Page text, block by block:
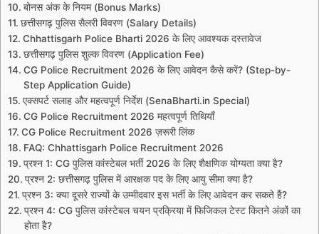
बोनस अंक के नियम (Bonus Marks)
छत्तीसगढ़ पुलिस सैलरी विवरण (Salary Details)
Chhattisgarh Police Bharti 2026 के लिए आवश्यक दस्तावेज
छत्तीसगढ़ पुलिस शुल्क विवरण (Application Fee)
CG Police Recruitment 2026 के लिए आवेदन कैसे करें? (Step-by-
Step Application Guide)
एक्सपर्ट सलाह और महत्वपूर्ण निर्देश (SenaBharti.in Special)
CG Police Recruitment 2026 महत्वपूर्ण तिथियाँ
CG Police Recruitment 2026 ज़रूरी लिंक
FAQ: Chhattisgarh Police Recruitment 2026
प्रश्न 1: CG पुलिस कांस्टेबल भर्ती 2026 के लिए शैक्षणिक योग्यता क्या है?
प्रश्न 2: छत्तीसगढ़ पुलिस में आरक्षक पद के लिए आयु सीमा क्या है?
प्रश्न 3: क्या दूसरे राज्यों के उम्मीदवार इस भर्ती के लिए आवेदन कर सकते हैं?
प्रश्न 4: CG पुलिस कांस्टेबल चयन प्रक्रिया में फिजिकल टेस्ट कितने अंकों का
होता है?